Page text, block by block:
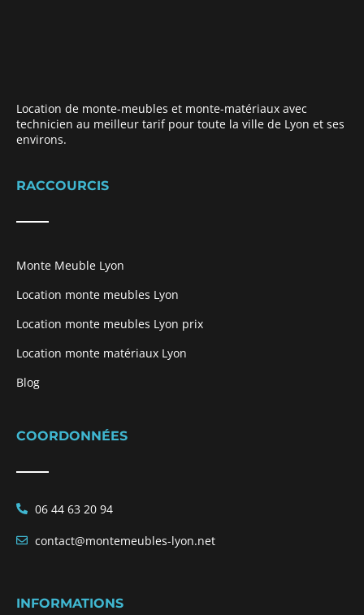
Location de monte-meubles et monte-matériaux avec
technicien au meilleur tarif pour toute la ville de Lyon et ses
environs.
RACCOURCIS
Monte Meuble Lyon
Location monte meubles Lyon
Location monte meubles Lyon prix
Location monte matériaux Lyon
Blog
COORDONNÉES
06 44 63 20 94
contact@montemeubles-lyon.net
INFORMATIONS